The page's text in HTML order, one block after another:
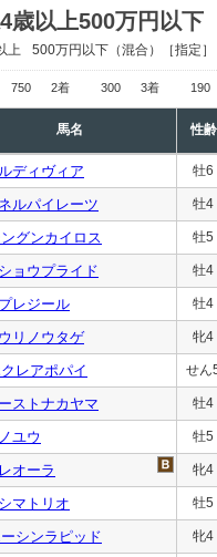
歳以上500万円以下
上 500万円以下 （混合）［指定］
750 2着 300 3着 190
馬名 性齢
ディヴィア 牡6
ルパイレーツ 牡4
グンカイロス 牡5
ョウプライド 牡4
レジール 牡4
リノウタゲ 牝4
レアポパイ せん
ストナカヤマ 牡4
ユウ 牡5
オーラ 牝4
マトリオ 牡5
シンラピッド 牝4